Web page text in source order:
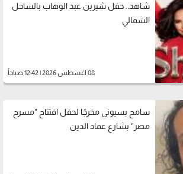
شاهد.. حفل شيرين عبد الوهاب بالساحل
الشمالي
08 اغسطس 2026 | 12:42 صباحاً
سامح بسيوني مخرجًا لحفل افتتاح "مسرح
مصر" بشارع عماد الدين